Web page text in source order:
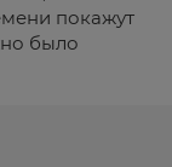
покажут
было